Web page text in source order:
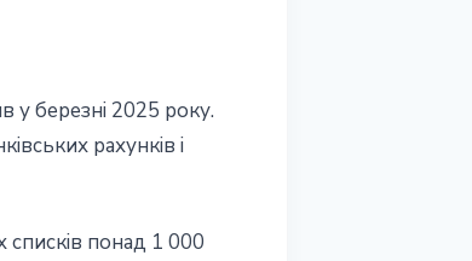
у березні 2025 року.
рахунків і
понад 1 000